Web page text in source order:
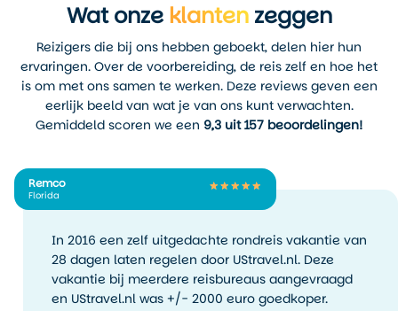
Wat onzeklantenzeggen
Reizigers die bij ons hebben geboekt, delen hier hun
ervaringen. Over de voorbereiding, de reis zelf en hoe het
is om met ons samen te werken. Deze reviews geven een
eerlijk beeld van wat je van ons kunt verwachten.
Gemiddeld scoren we een 9,3 uit 157 beoordelingen!
Remco
Florida
In 2016 een zelf uitgedachte rondreis vakantie van
28 dagen laten regelen door UStravel.nl. Deze
vakantie bij meerdere reisbureaus aangevraagd
en UStravel.nl was +/- 2000 euro goedkoper.